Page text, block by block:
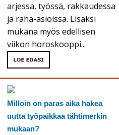
arjessa, työssä, rakkaudessa
ja raha-asioissa. Lisäksi
mukana myös edellisen
viikon horoskooppi...
Milloin on paras aika hakea
uutta työpaikkaa tähtimerkin
mukaan?